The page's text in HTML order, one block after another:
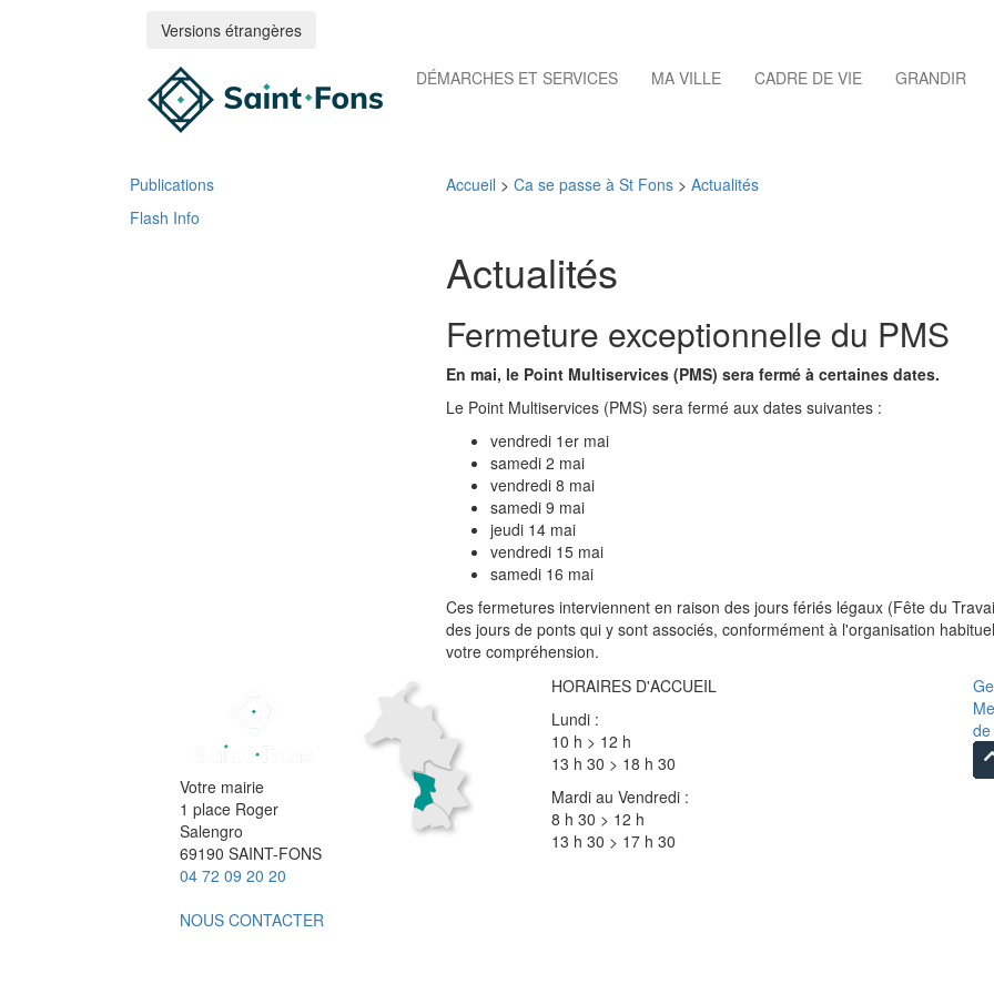
Versions étrangères
DÉMARCHES ET SERVICES MA VILLE CADRE DE VIE GRANDIR
Publications
Flash Info
Accueil > Ca se passe à St Fons > Actualités
Actualités
Fermeture exceptionnelle du PMS
En mai, le Point Multiservices (PMS) sera fermé à certaines dates.
Le Point Multiservices (PMS) sera fermé aux dates suivantes :
vendredi 1er mai
samedi 2 mai
vendredi 8 mai
samedi 9 mai
jeudi 14 mai
vendredi 15 mai
samedi 16 mai
Ces fermetures interviennent en raison des jours fériés légaux (Fête du
des jours de ponts qui y sont associés, conformément à l'organisation
votre compréhension.
Votre mairie
1 place Roger
Salengro
69190 SAINT-FONS
04 72 09 20 20
NOUS CONTACTER
HORAIRES D'ACCUEIL
Lundi :
10 h > 12 h
13 h 30 > 18 h 30
Mardi au Vendredi :
8 h 30 > 12 h
13 h 30 > 17 h 30